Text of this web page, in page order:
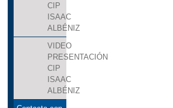
CIP
ISAAC
ALBÉNIZ
VIDEO
PRESENTACIÓN
CIP
ISAAC
ALBÉNIZ